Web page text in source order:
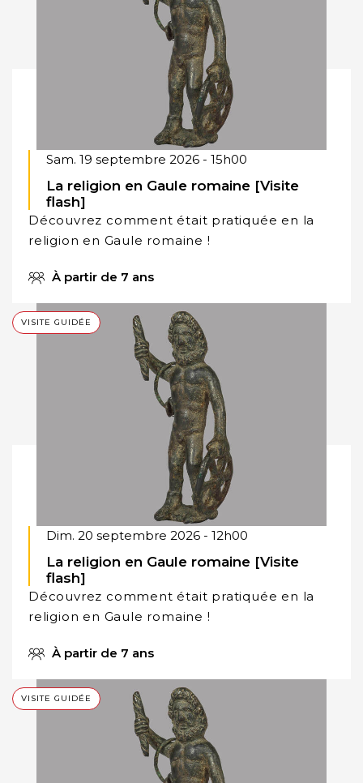
La religion en Gaule romaine [Visite
flash]
Sam. 19 septembre 2026 - 15h00
Découvrez comment était pratiquée en la
religion en Gaule romaine !
À partir de 7 ans
La religion en Gaule romaine [Visite
flash]
Dim. 20 septembre 2026 - 12h00
Découvrez comment était pratiquée en la
religion en Gaule romaine !
À partir de 7 ans
VISITE GUIDÉE
VISITE GUIDÉE